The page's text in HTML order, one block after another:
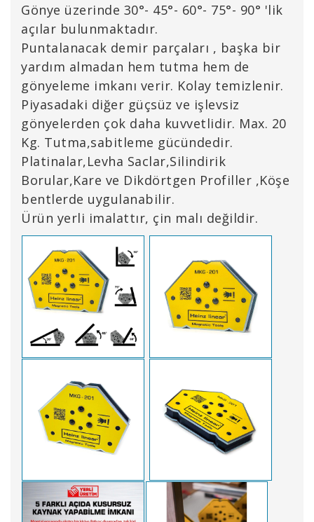
Gönye üzerinde 30°- 45°- 60°- 75°- 90° 'lik
açılar bulunmaktadır.
Puntalanacak demir parçaları , başka bir
yardım almadan hem tutma hem de
gönyeleme imkanı verir. Kolay temizlenir.
Piyasadaki diğer güçsüz ve işlevsiz
gönyelerden çok daha kuvvetlidir. Max. 20
Kg. Tutma,sabitleme gücündedir.
Platinalar,Levha Saclar,Silindirik
Borular,Kare ve Dikdörtgen Profiller ,Köşe
bentlerde uygulanabilir.
Ürün yerli imalattır, çin malı değildir.